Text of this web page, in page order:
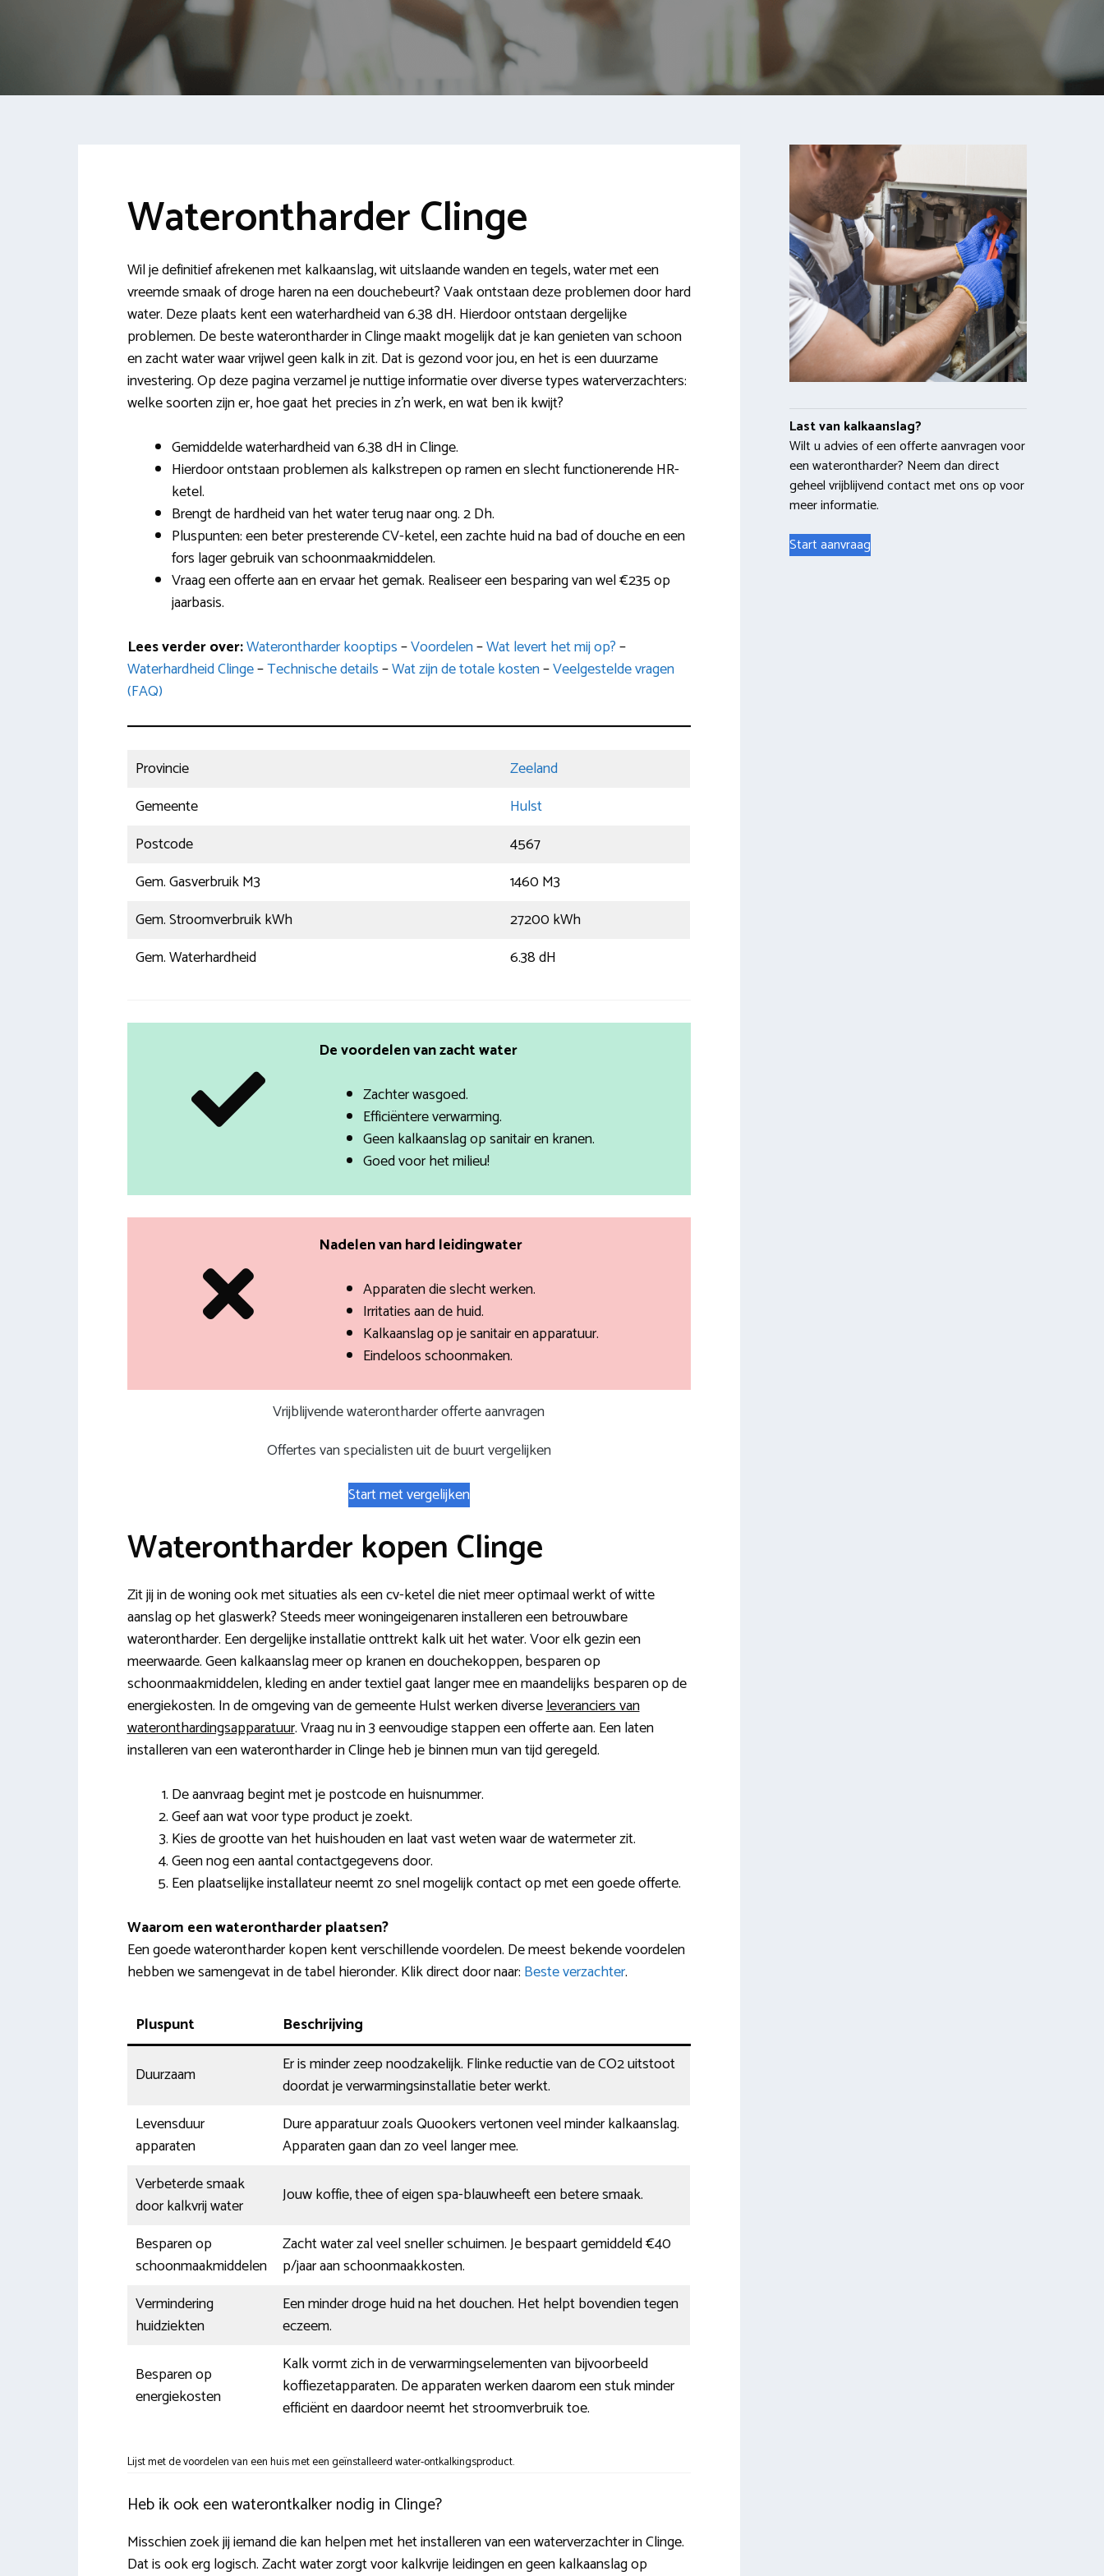
Waterontharder Clinge
Wil je definitief afrekenen met kalkaanslag, wit uitslaande wanden en tegels, water met een
vreemde smaak of droge haren na een douchebeurt? Vaak ontstaan deze problemen door hard
water. Deze plaats kent een waterhardheid van 6.38 dH. Hierdoor ontstaan dergelijke
problemen. De beste waterontharder in Clinge maakt mogelijk dat je kan genieten van schoon
en zacht water waar vrijwel geen kalk in zit. Dat is gezond voor jou, en het is een duurzame
investering. Op deze pagina verzamel je nuttige informatie over diverse types waterverzachters:
welke soorten zijn er, hoe gaat het precies in z’n werk, en wat ben ik kwijt?
Gemiddelde waterhardheid van 6.38 dH in Clinge.
Hierdoor ontstaan problemen als kalkstrepen op ramen en slecht functionerende HR-
ketel.
Brengt de hardheid van het water terug naar ong. 2 Dh.
Pluspunten: een beter presterende CV-ketel, een zachte huid na bad of douche en een
fors lager gebruik van schoonmaakmiddelen.
Vraag een offerte aan en ervaar het gemak. Realiseer een besparing van wel €235 op
jaarbasis.
Lees verder over:Waterontharder kooptips–Voordelen–Wat levert het mij op?–
Waterhardheid Clinge–Technische details–Wat zijn de totale kosten–Veelgestelde vragen
(FAQ)
Provincie
Zeeland
Gemeente
Hulst
Postcode
4567
Gem. Gasverbruik M3
1460 M3
Gem. Stroomverbruik kWh
27200 kWh
Gem. Waterhardheid
6.38 dH
De voordelen van zacht water
Zachter wasgoed.
Efficiëntere verwarming.
Geen kalkaanslag op sanitair en kranen.
Goed voor het milieu!
Nadelen van hard leidingwater
Apparaten die slecht werken.
Irritaties aan de huid.
Kalkaanslag op je sanitair en apparatuur.
Eindeloos schoonmaken.
Vrijblijvende waterontharder offerte aanvragen
Offertes van specialisten uit de buurt vergelijken
Start met vergelijken
Waterontharder kopen Clinge
Zit jij in de woning ook met situaties als een cv-ketel die niet meer optimaal werkt of witte
aanslag op het glaswerk? Steeds meer woningeigenaren installeren een betrouwbare
waterontharder. Een dergelijke installatie onttrekt kalk uit het water. Voor elk gezin een
meerwaarde. Geen kalkaanslag meer op kranen en douchekoppen, besparen op
schoonmaakmiddelen, kleding en ander textiel gaat langer mee en maandelijks besparen op de
energiekosten. In de omgeving van de gemeente Hulst werken diverseleveranciers van
wateronthardingsapparatuur. Vraag nu in 3 eenvoudige stappen een offerte aan. Een laten
installeren van een waterontharder in Clinge heb je binnen mun van tijd geregeld.
De aanvraag begint met je postcode en huisnummer.
Geef aan wat voor type product je zoekt.
Kies de grootte van het huishouden en laat vast weten waar de watermeter zit.
Geen nog een aantal contactgegevens door.
Een plaatselijke installateur neemt zo snel mogelijk contact op met een goede offerte.
Waarom een waterontharder plaatsen?
Een goede waterontharder kopen kent verschillende voordelen. De meest bekende voordelen
hebben we samengevat in de tabel hieronder. Klik direct door naar: Beste verzachter.
Pluspunt Beschrijving
Duurzaam
Er is minder zeep noodzakelijk. Flinke reductie van de CO2 uitstoot
doordat je verwarmingsinstallatie beter werkt.
Levensduur
apparaten
Dure apparatuur zoals Quookers vertonen veel minder kalkaanslag.
Apparaten gaan dan zo veel langer mee.
Verbeterde smaak
door kalkvrij water
Jouw koffie, thee of eigen spa-blauwheeft een betere smaak.
Besparen op
schoonmaakmiddelen
Zacht water zal veel sneller schuimen. Je bespaart gemiddeld €40
p/jaar aan schoonmaakkosten.
Vermindering
huidziekten
Een minder droge huid na het douchen. Het helpt bovendien tegen
eczeem.
Besparen op
energiekosten
Kalk vormt zich in de verwarmingselementen van bijvoorbeeld
koffiezetapparaten. De apparaten werken daarom een stuk minder
efficiënt en daardoor neemt het stroomverbruik toe.
Lijst met de voordelen van een huis met een geïnstalleerd water-ontkalkingsproduct.
Heb ik ook een waterontkalker nodig in Clinge?
Misschien zoek jij iemand die kan helpen met het installeren van een waterverzachter in Clinge.
Dat is ook erg logisch. Zacht water zorgt voor kalkvrije leidingen en geen kalkaanslag op
Last van kalkaanslag?
Wilt u advies of een offerte aanvragen voor
een waterontharder? Neem dan direct
geheel vrijblijvend contact met ons op voor
meer informatie.
Start aanvraag